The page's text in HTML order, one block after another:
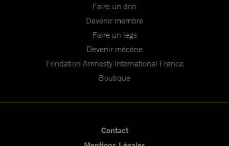
Faire un don
Devenir membre
Faire un legs
Devenir mécène
Fondation Amnesty International France
Boutique
Contact